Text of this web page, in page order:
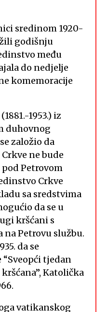
sredinom 1920-
godišnju
među
do nedjelje
komemoracije
1953.) iz
duhovnog
založio da
ne bude
Petrovom
Crkve
sa sredstvima
da se u
kršćani s
Petrovu službu.
da se
“Sveopći tjedan
Katolička
vatikanskog